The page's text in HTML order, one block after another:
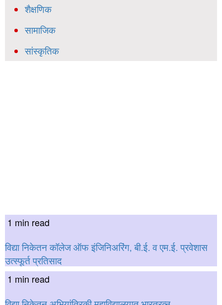
शैक्षणिक
सामाजिक
सांस्कृतिक
1 min read
विद्या निकेतन कॉलेज ऑफ इंजिनिअरिंग, बी.ई. व एम.ई. प्रवेशास
उत्स्फूर्त प्रतिसाद
1 min read